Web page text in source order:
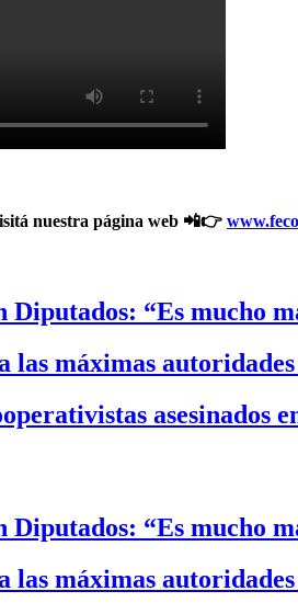
nuestra página web 📲👉
Diputados: “Es mucho
máximas
asesinados
Diputados: “Es mucho
máximas